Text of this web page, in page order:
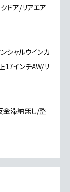
ドア/リアエア
シャルウインカ
17インチAW/リ
滞納無し/整